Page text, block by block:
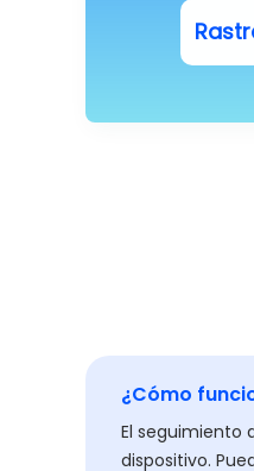
¿Cómo
El seguimiento
dispositivo.